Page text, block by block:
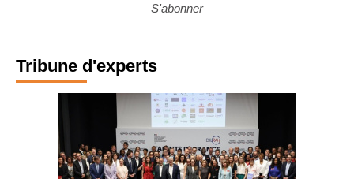
S'abonner
Tribune d'experts